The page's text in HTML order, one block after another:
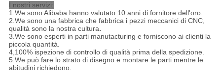
I nostri servizi:
1.We sono Alibaba hanno valutato 10 anni di fornitore dell'oro.
2.We sono una fabbrica che fabbrica i pezzi meccanici di CNC,
qualità sono la nostra cultura.
3.We sono esperti in parti manutacturing e forniscono ai clienti la
piccola quantità.
4,100% ispezione di controllo di qualità prima della spedizione.
5.We può fare lo strato di disegno e montare le parti mentre le
abitudini richiedono.